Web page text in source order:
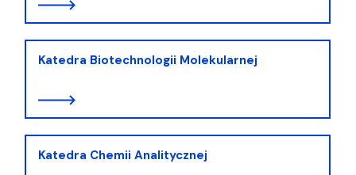
Katedra Biotechnologii Molekularnej
Katedra Chemii Analitycznej